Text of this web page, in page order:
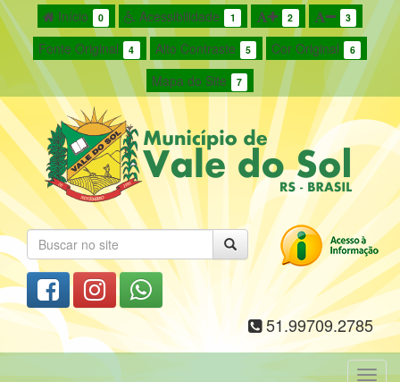
Início 0 Acessibilidade 1 2 3
Fonte Original 4 Alto Contraste 5 Cor Original 6
Mapa do Site 7
51.99709.2785